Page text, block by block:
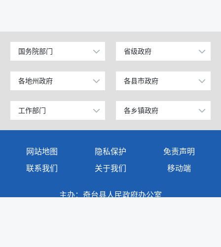
国务院部门
公安部
工业和信息化部
科学技术部
教育部
国防部
省级政府
北京
上海
广东
天津
山东
各地州政府
乌鲁木齐市
昌吉回族自治州
阿克苏地区
克孜勒苏柯尔克孜自治州
塔城地区
伊犁哈萨克自治州
各县市政府
昌吉市
阜康市
玛纳斯县
呼图壁县
吉木萨尔县
奇台县
工作部门
政府办公室
各乡镇政府
奇台镇
网站地图 隐私保护
免责声明
联系我们
关于我们 移动端
主办：奇台县人民政府办公室